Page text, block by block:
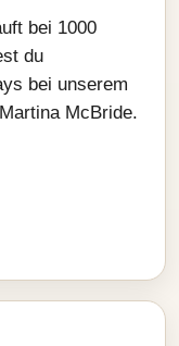
bei 1000
du
bei unserem
McBride.